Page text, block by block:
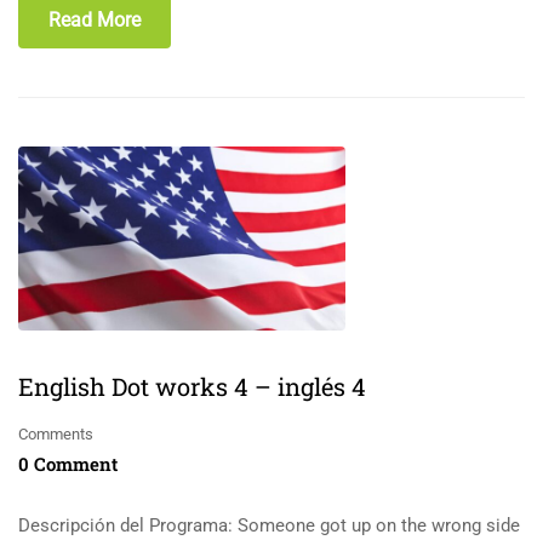
Read More
English Dot works 4 – inglés 4
Comments
0 Comment
Descripción del Programa: Someone got up on the wrong side